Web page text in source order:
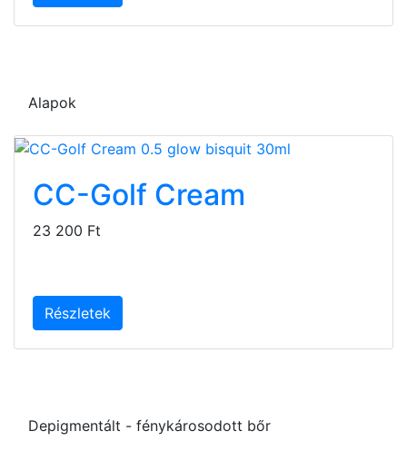
Alapok
CC-Golf Cream
23 200 Ft
Részletek
Depigmentált - fénykárosodott bőr